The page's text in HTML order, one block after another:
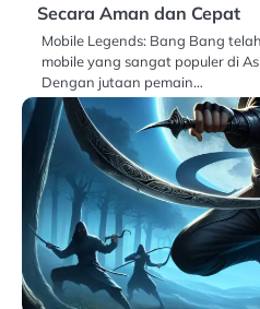
Secara Aman dan Cepat
Mobile Legends: Bang Bang
mobile yang sangat populer di
Dengan jutaan pemain…